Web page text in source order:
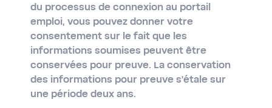
du processus de connexion au portail
emploi, vous pouvez donner votre
consentement sur le fait que les
informations soumises peuvent être
conservées pour preuve. La conservation
des informations pour preuve s’étale sur
une période deux ans.